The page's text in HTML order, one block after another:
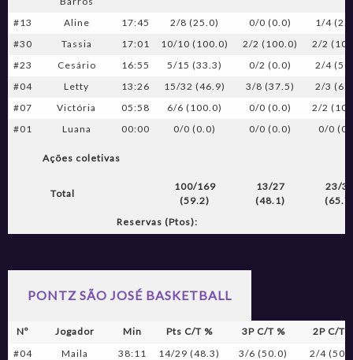
#13
Aline 17:45 2/8 (25.0) 0/0 (0.0)
1/4
#30
Tassia 17:01 10/10 (100.0) 2/2 (100.0)
2/2
#23
Cesário 16:55 5/15 (33.3) 0/2 (0.0)
2/4
#04
Letty 13:26 15/32 (46.9) 3/8 (37.5)
2/3
#07
Victória 05:58 6/6 (100.0) 0/0 (0.0)
2/2
#01
Luana 00:00 0/0 (0.0) 0/0 (0.0) 0/0
Ações coletivas
Total
100/169
(59.2)
13/27
(48.1)
23/
Reservas (Ptos):
PONTZ SÃO JOSÉ BASKETBALL
Nº Jogador Min Pts C/T % 3P C/T %
2P C/T
#04
Maila 38:11 14/29 (48.3) 3/6 (50.0)
2/4